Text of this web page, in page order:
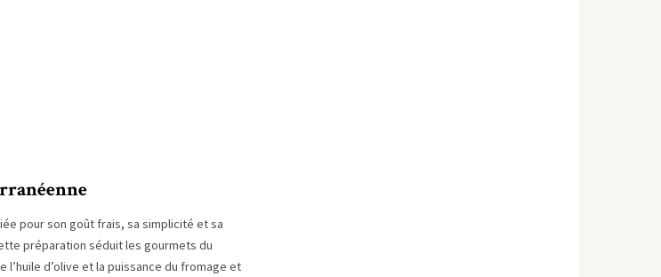
pour son goût frais, sa simplicité et sa
préparation séduit les gourmets du
d’olive et la puissance du fromage et